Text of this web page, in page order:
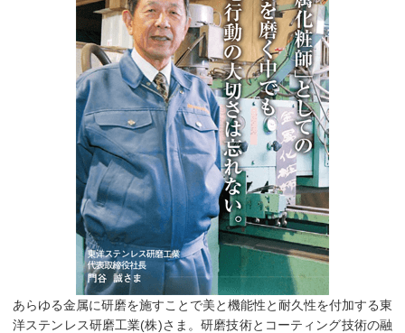
あらゆる金属に研磨を施すことで美と機能性と耐久性を付加する東
洋ステンレス研磨工業(株)さま。研磨技術とコーティング技術の融